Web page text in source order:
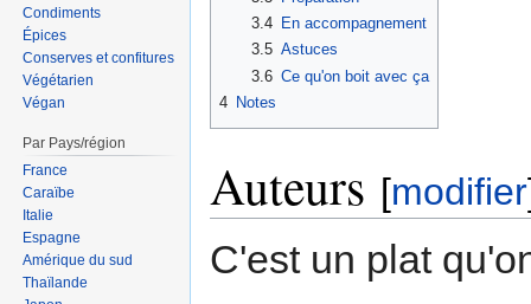
3.4
En accompagnement
3.5 Astuces
3.6 Ce qu'on boit avec ça
4 Notes
Auteurs [modifier
C'est un plat
Condiments
Épices
Conserves et confitures
Végétarien
Végan
Par Pays/région
France
Caraïbe
Italie
Espagne
Amérique du sud
Thaïlande